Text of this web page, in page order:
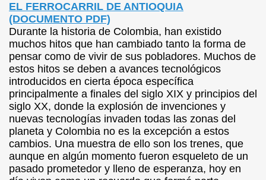
EL FERROCARRIL DE ANTIOQUIA
(DOCUMENTO PDF)
Durante la historia de Colombia, han existido
muchos hitos que han cambiado tanto la forma de
pensar como de vivir de sus pobladores. Muchos de
estos hitos se deben a avances tecnológicos
introducidos en cierta época específica
principalmente a finales del siglo XIX y principios del
siglo XX, donde la explosión de invenciones y
nuevas tecnologías invaden todas las zonas del
planeta y Colombia no es la excepción a estos
cambios. Una muestra de ello son los trenes, que
aunque en algún momento fueron esqueleto de un
pasado prometedor y lleno de esperanza, hoy en